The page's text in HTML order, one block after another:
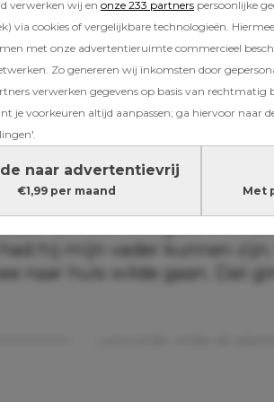
verwerken wij en onze 233 partners persoonlijke
via cookies of vergelijkbare technologieën.
met onze advertentieruimte commercieel
Zo genereren wij inkomsten door
verwerken gegevens op basis van
je voorkeuren altijd aanpassen; ga hiervoor naar
naar advertentievrij
€1,99 per maand Met
en oud
jaar stonden wij in een
het dorp gaat daar eigenlijk
Ik werd toen
die mij wel interessant
hem toch van’, en toen kon
vader van een vroegere
had hij mijn vader kunnen
naar huis wilde gaan. Dat